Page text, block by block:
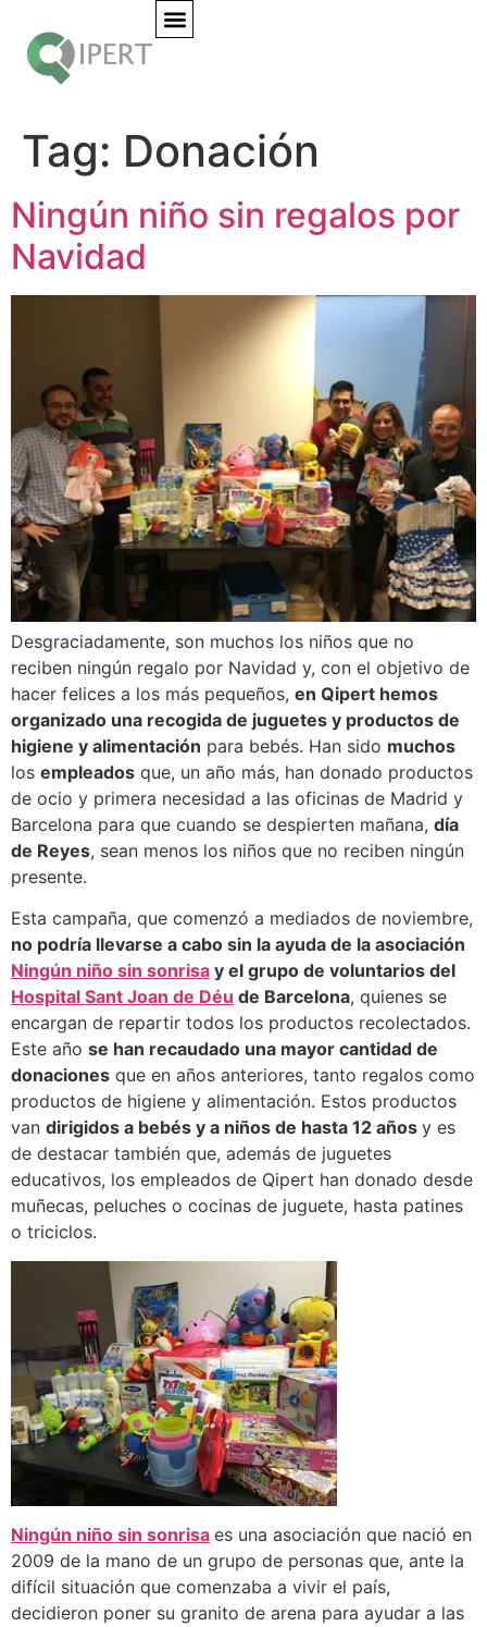
Tag: Donación
Ningún niño sin regalos por
Navidad
Desgraciadamente, son muchos los niños que no
reciben ningún regalo por Navidad y, con el objetivo de
hacer felices a los más pequeños, en Qipert hemos
organizado una recogida de juguetes y productos de
higiene y alimentación para bebés. Han sido muchos
los empleados que, un año más, han donado productos
de ocio y primera necesidad a las oficinas de Madrid y
Barcelona para que cuando se despierten mañana, día
de Reyes, sean menos los niños que no reciben ningún
presente.
Esta campaña, que comenzó a mediados de noviembre,
no podría llevarse a cabo sin la ayuda de la asociación
Ningún niño sin sonrisa y el grupo de voluntarios del
Hospital Sant Joan de Déu de Barcelona, quienes se
encargan de repartir todos los productos recolectados.
Este año se han recaudado una mayor cantidad de
donaciones que en años anteriores, tanto regalos como
productos de higiene y alimentación. Estos productos
van dirigidos a bebés y a niños de hasta 12 años y es
de destacar también que, además de juguetes
educativos, los empleados de Qipert han donado desde
muñecas, peluches o cocinas de juguete, hasta patines
o triciclos.
Ningún niño sin sonrisa es una asociación que nació en
2009 de la mano de un grupo de personas que, ante la
difícil situación que comenzaba a vivir el país,
decidieron poner su granito de arena para ayudar a las